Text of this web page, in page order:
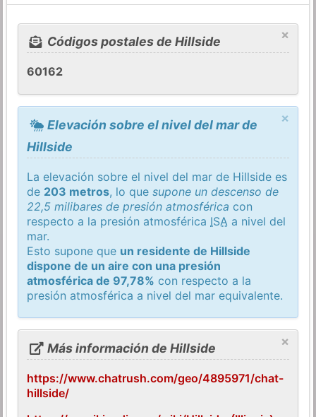
×
Códigos postales de Hillside
60162
×
Elevación sobre el nivel del mar de
Hillside
La elevación sobre el nivel del mar de Hillside es
de 203 metros, lo quesupone un descenso de
22,5 milibares de presión atmosférica con
respecto a la presión atmosférica ISA a nivel del
mar.
Esto supone que un residente de Hillside
dispone de un aire con una presión
atmosférica de 97,78% con respecto a la
presión atmosférica a nivel del mar equivalente.
×
Más información de Hillside
https://www.chatrush.com/geo/4895971/chat-
hillside/